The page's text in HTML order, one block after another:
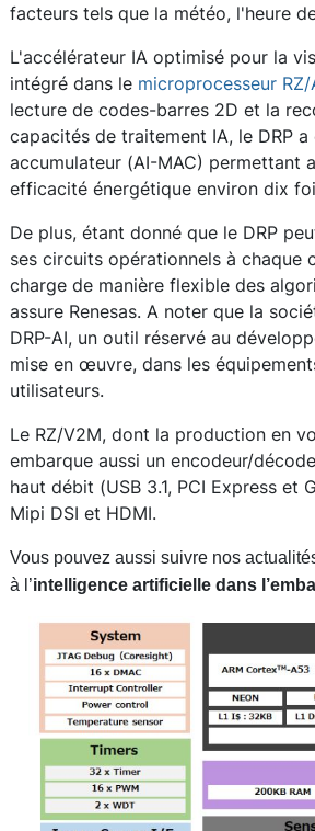
facteurs tels que la météo, l'heure
L'accélérateur IA optimisé pour la
intégré dans le microprocesseur RZ/
lecture de codes-barres 2D et la
capacités de traitement IA, le DRP
accumulateur (AI-MAC) permettant
efficacité énergétique environ dix
De plus, étant donné que le DRP
ses circuits opérationnels à chaque
charge de manière flexible des
assure Renesas. A noter que la
DRP-AI, un outil réservé au
mise en œuvre, dans les
utilisateurs.
Le RZ/V2M, dont la production en
embarque aussi un encodeur/
haut débit (USB 3.1, PCI Express et
Mipi DSI et HDMI.
Vous pouvez aussi suivre nos
à l’intelligence artificielle dans